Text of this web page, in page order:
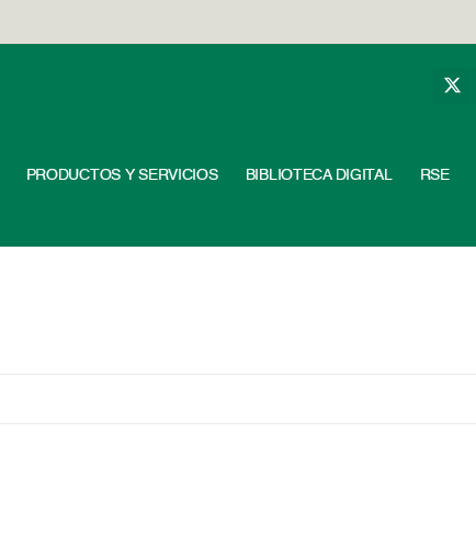
PRODUCTOS Y SERVICIOS BIBLIOTECA DIGITAL RSE